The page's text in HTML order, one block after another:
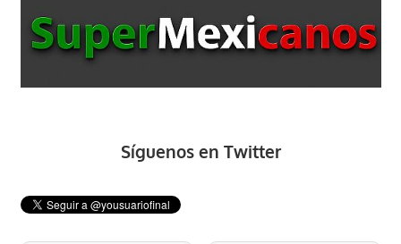
Síguenos en Twitter